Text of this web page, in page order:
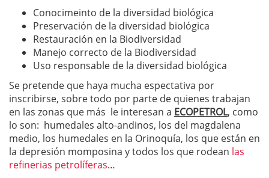
Conocimeinto de la diversidad biológica
Preservación de la diversidad biológica
Restauración en la Biodiversidad
Manejo correcto de la Biodiversidad
Uso responsable de la diversidad biológica
Se pretende que haya mucha espectativa por
inscribirse, sobre todo por parte de quienes trabajan
en las zonas que más le interesan a ECOPETROL, como
lo son: humedales alto-andinos, los del magdalena
medio, los humedales en la Orinoquía, los que están en
la depresión momposina y todos los que rodean las
refinerias petrolíferas…